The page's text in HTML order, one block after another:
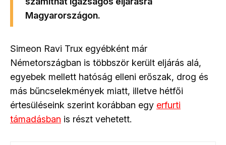
Magyarországon.
Simeon Ravi Trux egyébként már
Németországban is többször került eljárás alá,
egyebek mellett hatóság elleni erőszak, drog és
más bűncselekmények miatt, illetve hétfői
értesüléseink szerint korábban egy erfurti
támadásban is részt vehetett.